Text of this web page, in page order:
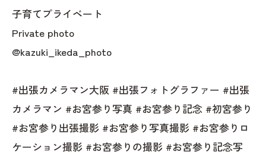
子育てプライベート
Private photo
@kazuki_ikeda_photo
#出張カメラマン大阪 #出張フォトグラファー #出張
カメラマン #お宮参り写真 #お宮参り記念 #初宮参り
#お宮参り出張撮影 #お宮参り写真撮影 #お宮参りロ
ケーション撮影 #お宮参りの撮影 #お宮参り記念写